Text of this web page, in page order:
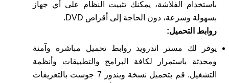
باستخدام الفلاشة، يمكنك تثبيت النظام على أي جهاز
بسهولة وسرعة، دون الحاجة إلى أقراص DVD.
روابط التحميل:
يوفر لك مستر اندرويد روابط تحميل مباشرة وآمنة
ومحدثة باستمرار لكافة البرامج والتطبيقات وأنظمة
التشغيل. قم بتحميل نسخة ويندوز 7 جوست بالتعريفات